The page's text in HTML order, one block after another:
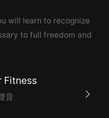
will learn to recognize
to full freedom and
Fitness
音